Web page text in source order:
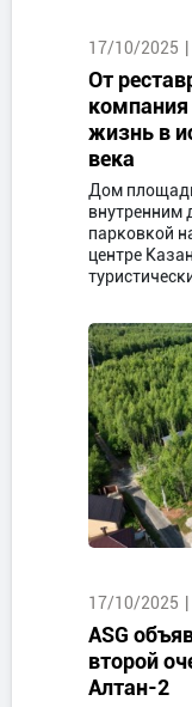
17/10/2025
От
компания
жизнь в
века
Дом
внутренним
парковкой
центре
17/10/2025
ASG
второй
Алтан-2